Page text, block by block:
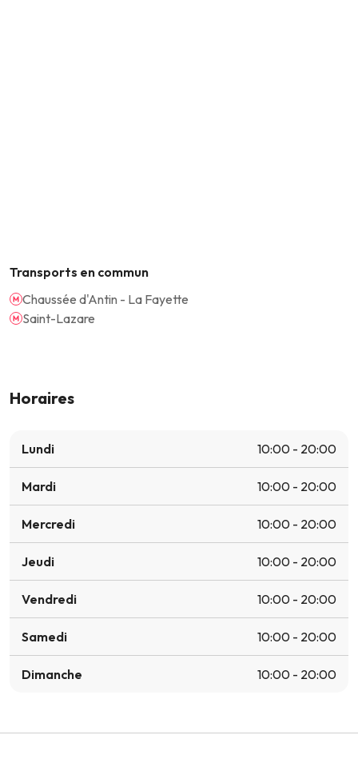
Transports en commun
Chaussée d'Antin - La Fayette
Saint-Lazare
Horaires
Lundi 10:00 - 20:00
Mardi 10:00 - 20:00
Mercredi 10:00 - 20:00
Jeudi 10:00 - 20:00
Vendredi 10:00 - 20:00
Samedi 10:00 - 20:00
Dimanche 10:00 - 20:00